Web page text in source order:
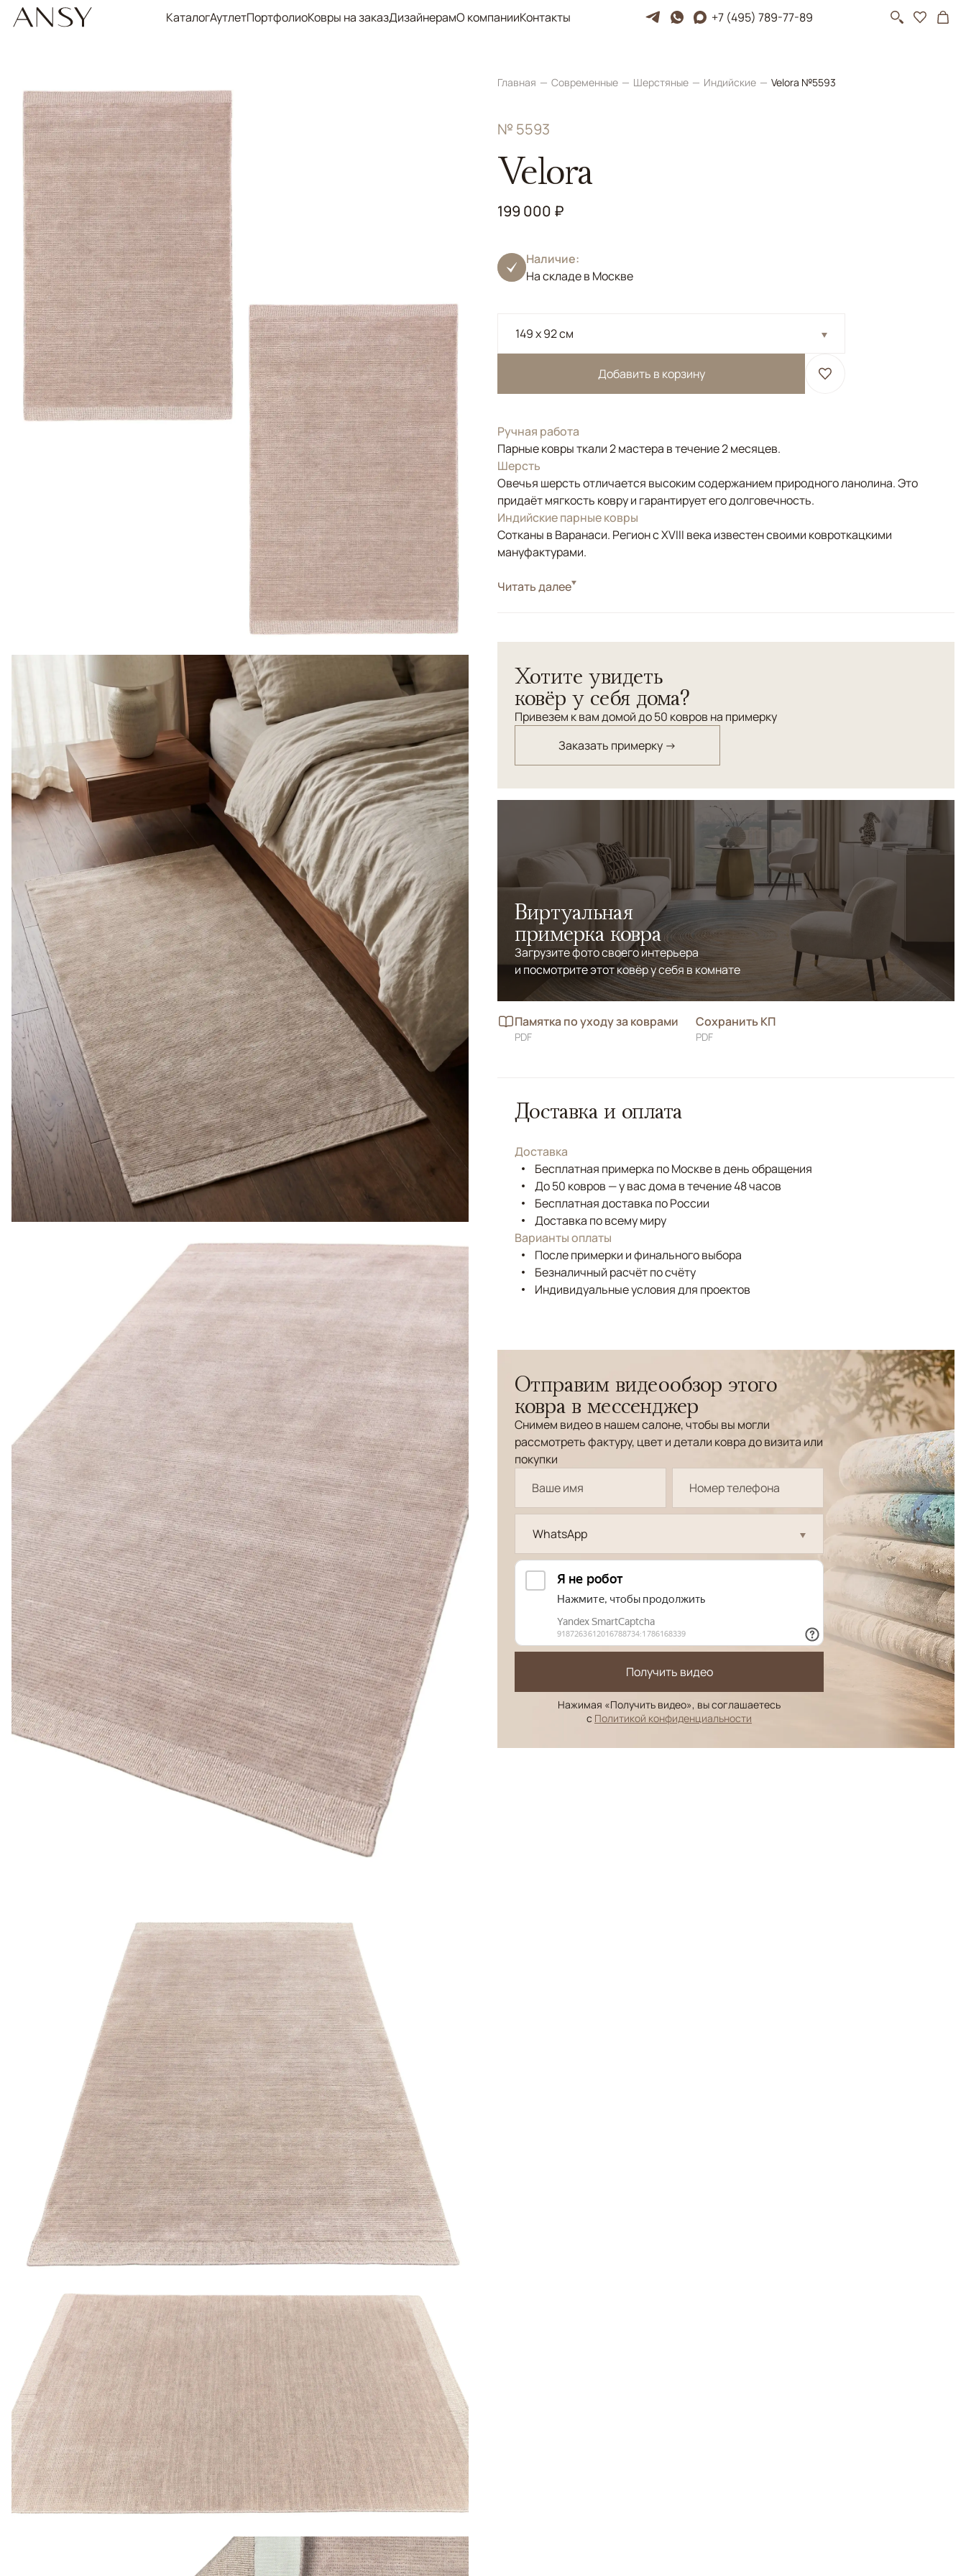
КаталогАутлетПортфолиоКовры на заказДизайнерамО компанииКонтакты +7 (495) 789-77-89
Главная Современные Шерстяные Индийские Velora №5593
№ 5593
Velora
199 000 ₽
Наличие:
На складе в Москве
149 x 92 см
Добавить в корзину
Ручная работа
Парные ковры ткали 2 мастера в течение 2 месяцев.
Шерсть
Овечья шерсть отличается высоким содержанием природного ланолина. Это
придаёт мягкость ковру и гарантирует его долговечность.
Индийские парные ковры
Сотканы в Варанаси. Регион с XVIII века известен своими ковроткацкими
мануфактурами.
СтильСовременные
Читать далее
Хотите увидеть
ковёр у себя дома?
Привезем к вам домой до 50 ковров на примерку
Заказать примерку →
Виртуальная
примерка ковра
Загрузите фото своего интерьера
и посмотрите этот ковёр у себя в комнате
Памятка по уходу за коврами
PDF
Сохранить КП
PDF
Доставка и оплата
Доставка
Бесплатная примерка по Москве в день обращения
До 50 ковров — у вас дома в течение 48 часов
Бесплатная доставка по России
Доставка по всему миру
Варианты оплаты
После примерки и финального выбора
Безналичный расчёт по счёту
Индивидуальные условия для проектов
Отправим видеообзор этого
ковра в мессенджер
Снимем видео в нашем салоне, чтобы вы могли
рассмотреть фактуру, цвет и детали ковра до визита или
покупки
WhatsApp
Получить видео
Нажимая «Получить видео», вы соглашаетесь
с Политикой конфиденциальности